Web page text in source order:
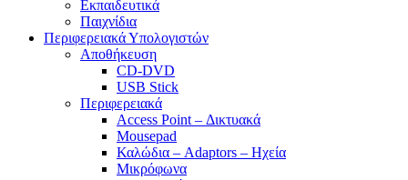
Εκπαιδευτικά
Παιχνίδια
Περιφερειακά Υπολογιστών
Αποθήκευση
CD-DVD
USB Stick
Περιφερειακά
Access Point – Δικτυακά
Mousepad
Καλώδια – Adaptors – Ηχεία
Μικρόφωνα